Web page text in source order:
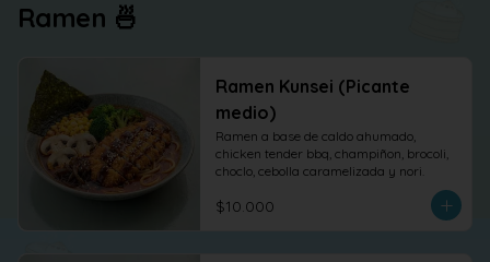
Ramen 🍜
Ramen Kunsei (Picante
medio)
Ramen a base de caldo ahumado,
chicken tender bbq, champiñon, brocoli,
choclo, cebolla caramelizada y nori.
$10.000